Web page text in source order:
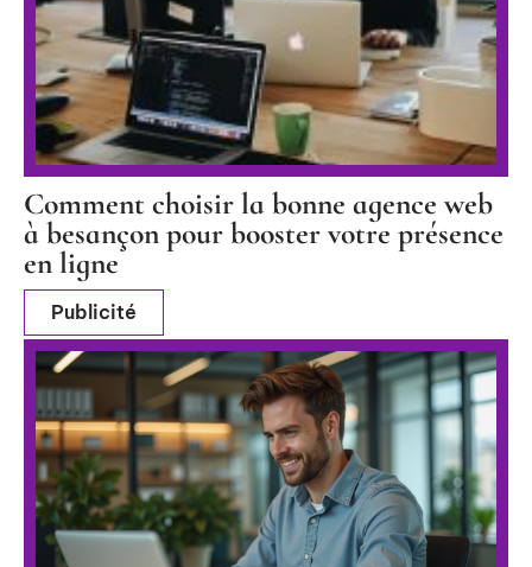
Comment choisir la bonne agence web
à besançon pour booster votre présence
en ligne
Publicité